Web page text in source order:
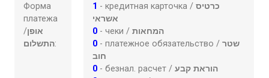
Форма
платежа
/אופן
התשלום:
1 - кредитная карточка /כרטיס
אשראי
0 - чеки /המחאות
0 - платежное обязательство /שטר
חוב
0 - безнал. расчет /הוראת קבע